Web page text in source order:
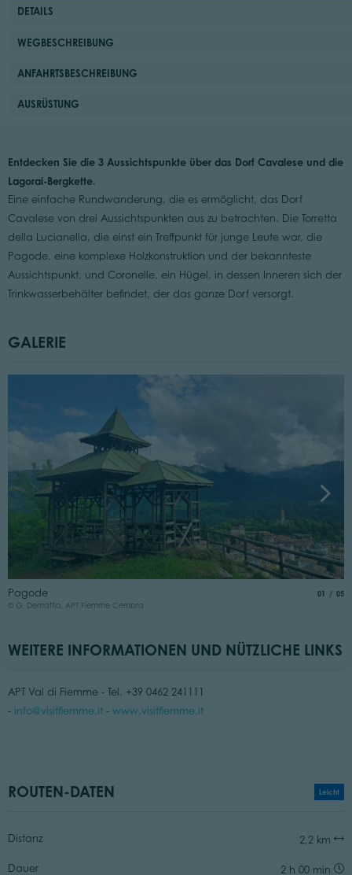
DETAILS
WEGBESCHREIBUNG
ANFAHRTSBESCHREIBUNG
AUSRÜSTUNG
Entdecken Sie die 3 Aussichtspunkte über das Dorf Cavalese und die
Lagorai-Bergkette.
Eine einfache Rundwanderung, die es ermöglicht, das Dorf
Cavalese von drei Aussichtspunkten aus zu betrachten. Die Torretta
della Lucianella, die einst ein Treffpunkt für junge Leute war, die
Pagode, eine komplexe Holzkonstruktion und der bekannteste
Aussichtspunkt, und Coronelle, ein Hügel, in dessen Inneren sich der
Trinkwasserbehälter befindet, der das ganze Dorf versorgt.
GALERIE
Pagode
© G. Demattio, APT Fiemme Cembra
01 von
05
WEITERE INFORMATIONEN UND NÜTZLICHE LINKS
APT Val di Fiemme - Tel. +39 0462 241111
- info@visitfiemme.it- www.visitfiemme.it
ROUTEN-DATEN Leicht
Distanz 2,2 km
Dauer 2 h 00 min